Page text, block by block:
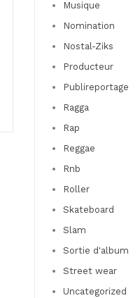
Musique
Nomination
Nostal-Ziks
Producteur
Publireportage
Ragga
Rap
Reggae
Rnb
Roller
Skateboard
Slam
Sortie d'album
Street wear
Uncategorized